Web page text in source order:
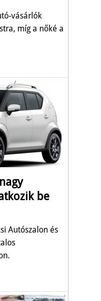
vásárlók
míg a nőké a
be
Autószalon és